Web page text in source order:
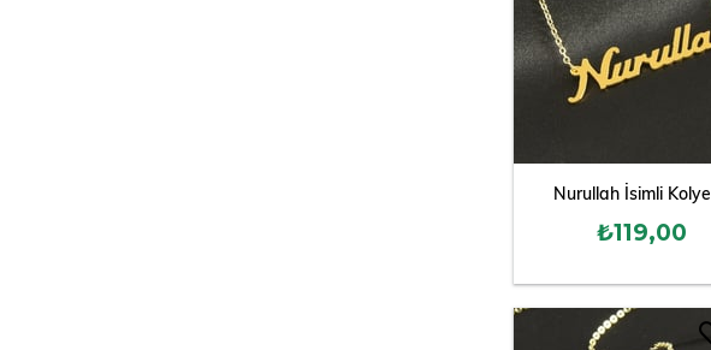
Nurullah İsimli Kolye
₺119,00